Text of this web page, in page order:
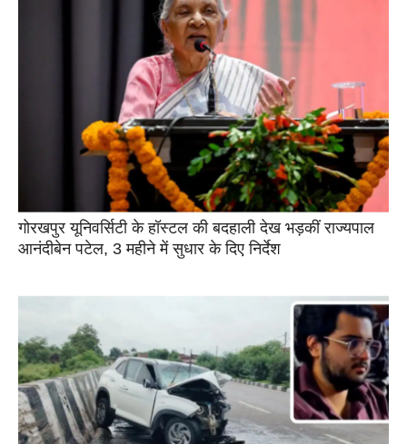
गोरखपुर यूनिवर्सिटी के हॉस्टल की बदहाली देख भड़कीं राज्यपाल
आनंदीबेन पटेल, 3 महीने में सुधार के दिए निर्देश